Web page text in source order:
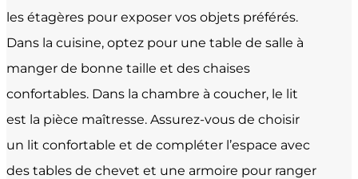
les étagères pour exposer vos objets préférés.
Dans la cuisine, optez pour une table de salle à
manger de bonne taille et des chaises
confortables. Dans la chambre à coucher, le lit
est la pièce maîtresse. Assurez-vous de choisir
un lit confortable et de compléter l’espace avec
des tables de chevet et une armoire pour ranger